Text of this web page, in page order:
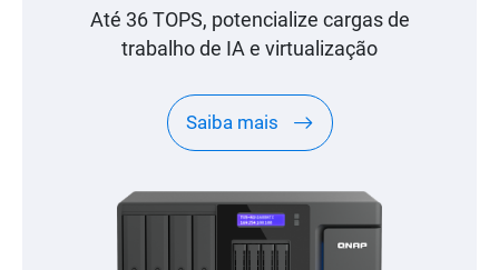
Até 36 TOPS, potencialize cargas de
trabalho de IA e virtualização
Saiba mais